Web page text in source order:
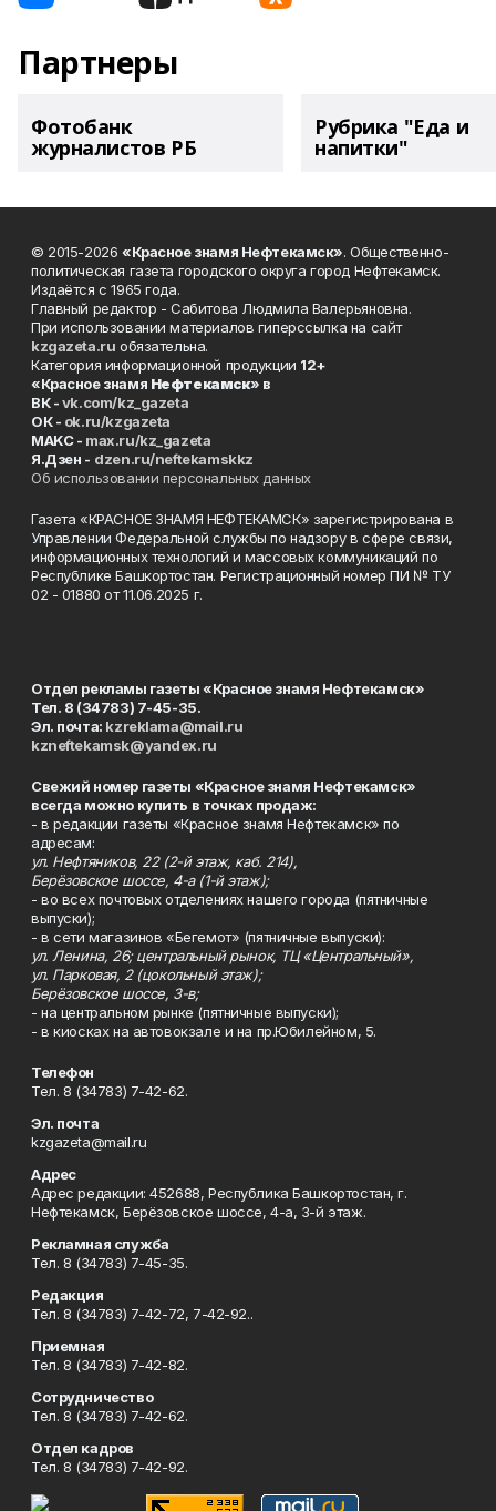
Партнеры
Фотобанк
журналистов РБ
Рубрика "Еда и
напитки"
© 2015-2026 «Красное знамя Нефтекамск». Общественно-
политическая газета городского округа город Нефтекамск.
Издаётся с 1965 года.
Главный редактор - Сабитова Людмила Валерьяновна.
При использовании материалов гиперссылка на сайт
kzgazeta.ru обязательна.
Категория информационной продукции 12+
«Красное знамя Нефтекамск» в
ВК -vk.com/kz_gazeta
ОК - ok.ru/kzgazeta
MAKC - max.ru/kz_gazeta
Я.Дзен - dzen.ru/neftekamskkz
Об использовании персональных данных
Газета «КРАСНОЕ ЗНАМЯ НЕФТЕКАМСК» зарегистрирована в
Управлении Федеральной службы по надзору в сфере связи,
информационных технологий и массовых коммуникаций по
Республике Башкортостан. Регистрационный номер ПИ № ТУ
02 - 01880 от 11.06.2025 г.
Отдел рекламы газеты «Красное знамя Нефтекамск»
Тел. 8 (34783) 7-45-35.
Эл. почта: kzreklama@mail.ru
kzneftekamsk@yandex.ru
Свежий номер газеты «Красное знамя Нефтекамск»
всегда можно купить в точках продаж:
- в редакции газеты «Красное знамя Нефтекамск» по
адресам:
ул. Нефтяников, 22 (2-й этаж, каб. 214),
Берёзовское шоссе, 4-а (1-й этаж);
- во всех почтовых отделениях нашего города (пятничные
выпуски);
- в сети магазинов «Бегемот» (пятничные выпуски):
ул. Ленина, 26; центральный рынок, ТЦ «Центральный»,
ул. Парковая, 2 (цокольный этаж);
Берёзовское шоссе, 3-в;
- на центральном рынке (пятничные выпуски);
- в киосках на автовокзале и на пр.Юбилейном, 5.
Телефон
Тел. 8 (34783) 7-42-62.
Эл. почта
kzgazeta@mail.ru
Адрес
Адрес редакции: 452688, Республика Башкортостан, г.
Нефтекамск, Берёзовское шоссе, 4-а, 3-й этаж.
Рекламная служба
Тел. 8 (34783) 7-45-35.
Редакция
Тел. 8 (34783) 7-42-72, 7-42-92..
Приемная
Тел. 8 (34783) 7-42-82.
Сотрудничество
Тел. 8 (34783) 7-42-62.
Отдел кадров
Тел. 8 (34783) 7-42-92.